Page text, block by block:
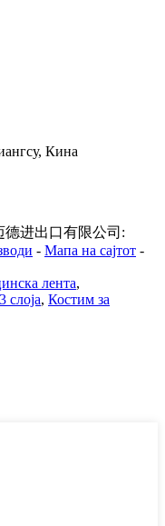
Кина
德进出口有限公司:
- Мапа на сајтот -
лента,
слоја, Костим за